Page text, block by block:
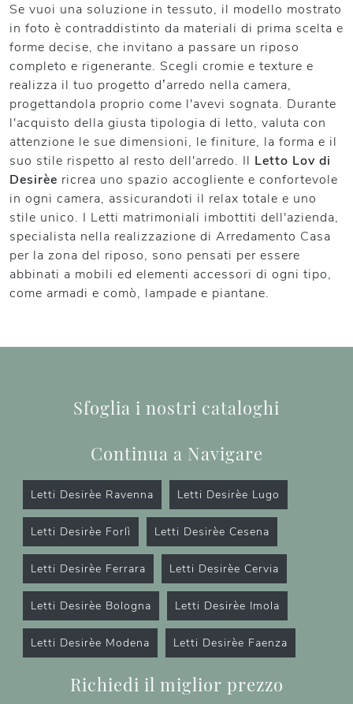
Se vuoi una soluzione in tessuto, il modello mostrato
in foto è contraddistinto da materiali di prima scelta e
forme decise, che invitano a passare un riposo
completo e rigenerante. Scegli cromie e texture e
realizza il tuo progetto d’arredo nella camera,
progettandola proprio come l'avevi sognata. Durante
l'acquisto della giusta tipologia di letto, valuta con
attenzione le sue dimensioni, le finiture, la forma e il
suo stile rispetto al resto dell'arredo. Il Letto Lov di
Desirèe ricrea uno spazio accogliente e confortevole
in ogni camera, assicurandoti il relax totale e uno
stile unico. I Letti matrimoniali imbottiti dell'azienda,
specialista nella realizzazione di Arredamento Casa
per la zona del riposo, sono pensati per essere
abbinati a mobili ed elementi accessori di ogni tipo,
come armadi e comò, lampade e piantane.
Sfoglia i nostri cataloghi
Continua a Navigare
Letti Desirèe Ravenna Letti Desirèe Lugo
Letti Desirèe Forlì Letti Desirèe Cesena
Letti Desirèe Ferrara Letti Desirèe Cervia
Letti Desirèe Bologna Letti Desirèe Imola
Letti Desirèe Modena Letti Desirèe Faenza
Richiedi il miglior prezzo